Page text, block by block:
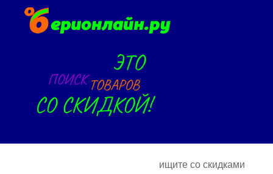
ищите со скидками